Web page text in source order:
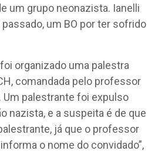
um grupo neonazista. Ianelli
um BO por ter sofrido
organizado uma palestra
comandada pelo professor
Um palestrante foi expulso
nazista, e a suspeita é de que
já que o professor
o nome do convidado”,